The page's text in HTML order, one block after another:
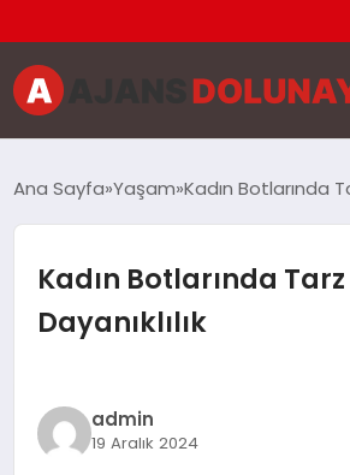
EĞITIM
EKONOMI
GÜNCEL
Ana Sayfa Yaşam Kadın Botlarında
Kadın Botlarında
Dayanıklılık
admin
19 Aralık 2024